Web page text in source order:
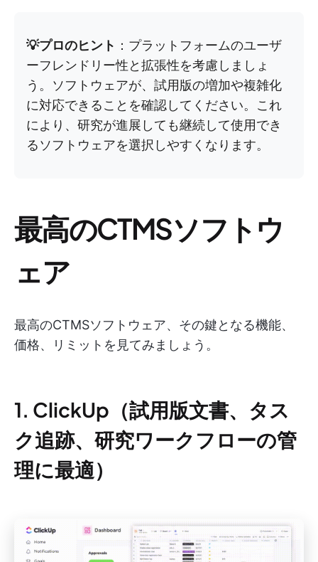
💡プロのヒント ：プラットフォームのユーザ
ーフレンドリー性と拡張性を考慮しましょ
う。ソフトウェアが、試用版の増加や複雑化
に対応できることを確認してください。これ
により、研究が進展しても継続して使用でき
るソフトウェアを選択しやすくなります。
最高のCTMSソフトウ
ェア
最高のCTMSソフトウェア、その鍵となる機能、
価格、リミットを見てみましょう。
1. ClickUp（試用版文書、タス
ク追跡、研究ワークフローの管
理に最適）